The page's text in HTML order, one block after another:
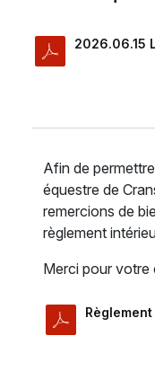
2026.06.15
Afin de
équestre de
remercions de
règlement
Merci pour votre